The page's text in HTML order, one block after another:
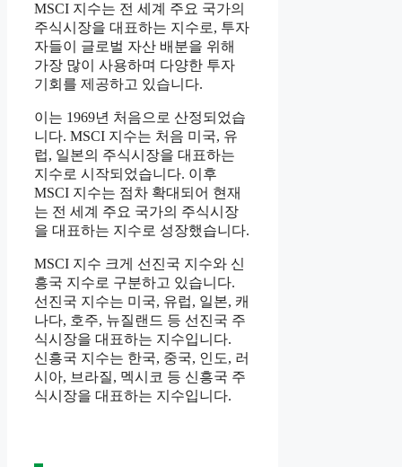
MSCI 지수는 전 세계 주요 국가의
주식시장을 대표하는 지수로, 투자
자들이 글로벌 자산 배분을 위해
가장 많이 사용하며 다양한 투자
기회를 제공하고 있습니다.
이는 1969년 처음으로 산정되었습
니다. MSCI 지수는 처음 미국, 유
럽, 일본의 주식시장을 대표하는
지수로 시작되었습니다. 이후
MSCI 지수는 점차 확대되어 현재
는 전 세계 주요 국가의 주식시장
을 대표하는 지수로 성장했습니다.
MSCI 지수 크게 선진국 지수와 신
흥국 지수로 구분하고 있습니다.
선진국 지수는 미국, 유럽, 일본, 캐
나다, 호주, 뉴질랜드 등 선진국 주
식시장을 대표하는 지수입니다.
신흥국 지수는 한국, 중국, 인도, 러
시아, 브라질, 멕시코 등 신흥국 주
식시장을 대표하는 지수입니다.